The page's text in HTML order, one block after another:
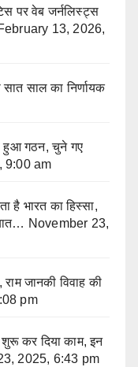
पर वेब जर्नलिस्ट्स
13, 2026,
साल का निर्णायक
हुआ गठन, चुने गए
9:00 am
है भारत का हिस्सा,
November 23,
जानकी विवाह की
pm
कर दिया काम, इन
2025, 6:43 pm